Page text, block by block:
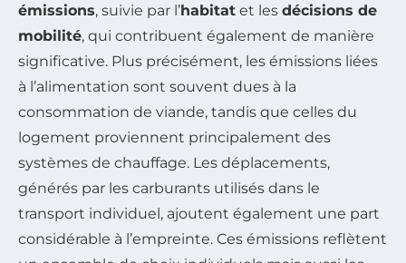
émissions, suivie par l’habitat et les décisions de
mobilité, qui contribuent également de manière
significative. Plus précisément, les émissions liées
à l’alimentation sont souvent dues à la
consommation de viande, tandis que celles du
logement proviennent principalement des
systèmes de chauffage. Les déplacements,
générés par les carburants utilisés dans le
transport individuel, ajoutent également une part
considérable à l’empreinte. Ces émissions reflètent